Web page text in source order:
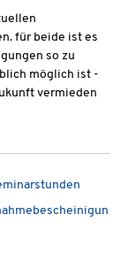
für beide ist es
so zu
möglich ist -
vermieden